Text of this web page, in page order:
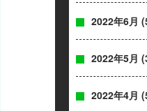
2022年6月
2022年5月
2022年4月